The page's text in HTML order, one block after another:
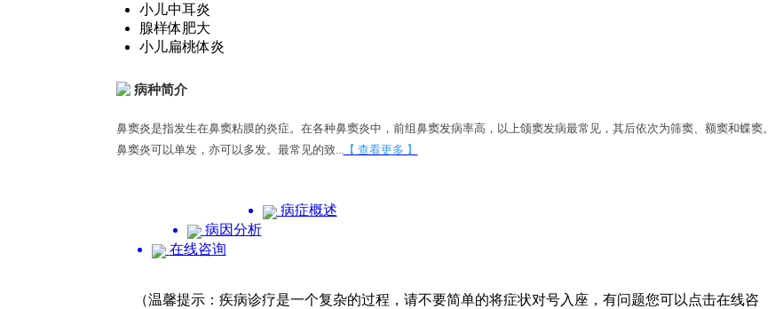
小儿中耳炎
腺样体肥大
小儿扁桃体炎
病种简介
鼻窦炎是指发生在鼻窦粘膜的炎症。在各种鼻窦炎中，前组鼻窦发病率高，以上颌窦发病最常见，其后依次为筛窦、额窦和蝶窦。
鼻窦炎可以单发，亦可以多发。最常见的致...【 查看更多 】
病症概述
病因分析
在线咨询
（温馨提示：疾病诊疗是一个复杂的过程，请不要简单的将症状对号入座，有问题您可以点击在线咨